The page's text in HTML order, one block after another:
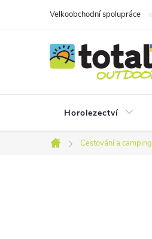
Velkoobchodní spolupráce
Horolezectví
Domů
Cestování a camping